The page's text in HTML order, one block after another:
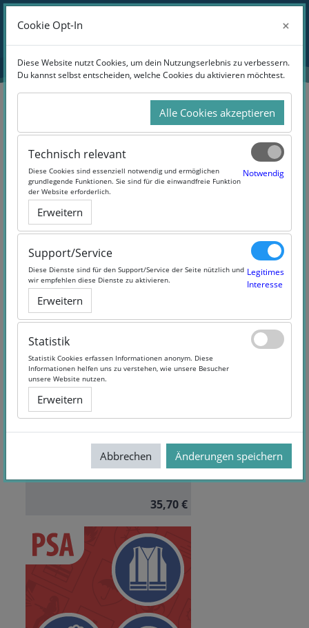
Zum Hauptinhalt
Website-Übersicht
Anmelden
Suchen
6 Products Found
Organisation des
Arbeitsschutzes in
lebensmittelverarbeitenden
Betrieben
German
35,70 €
Cookie Opt-In ×
Diese Website nutzt Cookies, um dein Nutzungserlebnis zu verbessern.
Du kannst selbst entscheiden, welche Cookies du aktivieren möchtest.
Alle Cookies akzeptieren
Technisch relevant
Diese Cookies sind essenziell notwendig und ermöglichen
grundlegende Funktionen. Sie sind für die einwandfreie Funktion
der Website erforderlich.
Notwendig
Erweitern
Support/Service
Diese Dienste sind für den Support/Service der Seite nützlich und
wir empfehlen diese Dienste zu aktivieren.
Legitimes
Interesse
Erweitern
Statistik
Statistik Cookies erfassen Informationen anonym. Diese
Informationen helfen uns zu verstehen, wie unsere Besucher
unsere Website nutzen.
Erweitern
Abbrechen Änderungen speichern
Cookie Opt-In ×
Diese Website nutzt Cookies, um dein Nutzungserlebnis zu verbessern.
Du kannst selbst entscheiden, welche Cookies du aktivieren möchtest.
Alle Cookies akzeptieren
Technisch relevant
Diese Cookies sind essenziell notwendig und ermöglichen
grundlegende Funktionen. Sie sind für die einwandfreie Funktion
der Website erforderlich.
Notwendig
Erweitern
Support/Service
Diese Dienste sind für den Support/Service der Seite nützlich und
wir empfehlen diese Dienste zu aktivieren.
Legitimes
Interesse
Erweitern
Statistik
Statistik Cookies erfassen Informationen anonym. Diese
Informationen helfen uns zu verstehen, wie unsere Besucher
unsere Website nutzen.
Erweitern
Abbrechen Änderungen speichern